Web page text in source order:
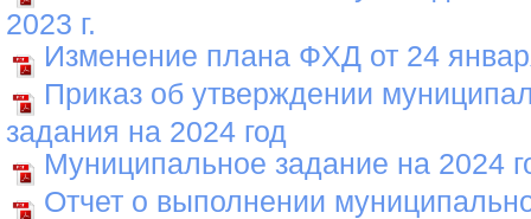
2023 г.
Изменение плана ФХД от 24
Приказ об утверждении
задания на 2024 год
Муниципальное задание на 2024
Отчет о выполнении